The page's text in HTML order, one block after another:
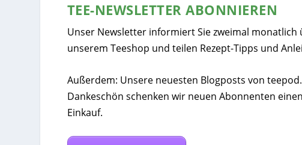
TEE-NEWSLETTER ABONNIEREN
Unser Newsletter informiert Sie zweimal
unserem Teeshop und teilen Rezept-Tipps und
Außerdem: Unsere neuesten Blogposts von
Dankeschön schenken wir neuen Abonnenten
Einkauf.